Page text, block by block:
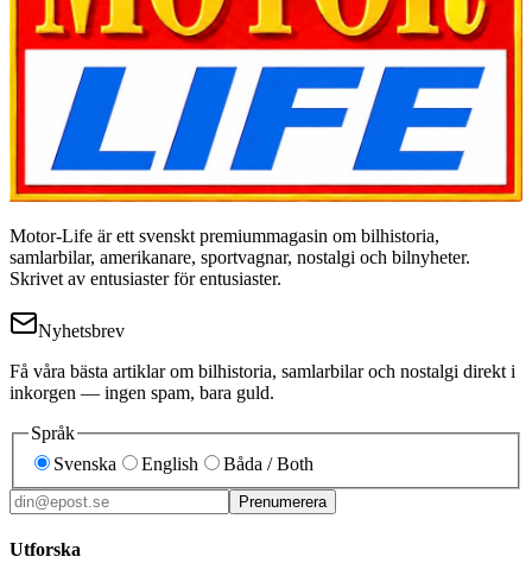
Motor-Life är ett svenskt premiummagasin om bilhistoria,
samlarbilar, amerikanare, sportvagnar, nostalgi och bilnyheter.
Skrivet av entusiaster för entusiaster.
Nyhetsbrev
Få våra bästa artiklar om bilhistoria, samlarbilar och nostalgi direkt i
inkorgen — ingen spam, bara guld.
Språk
Svenska
English Båda / Both
Prenumerera
Utforska